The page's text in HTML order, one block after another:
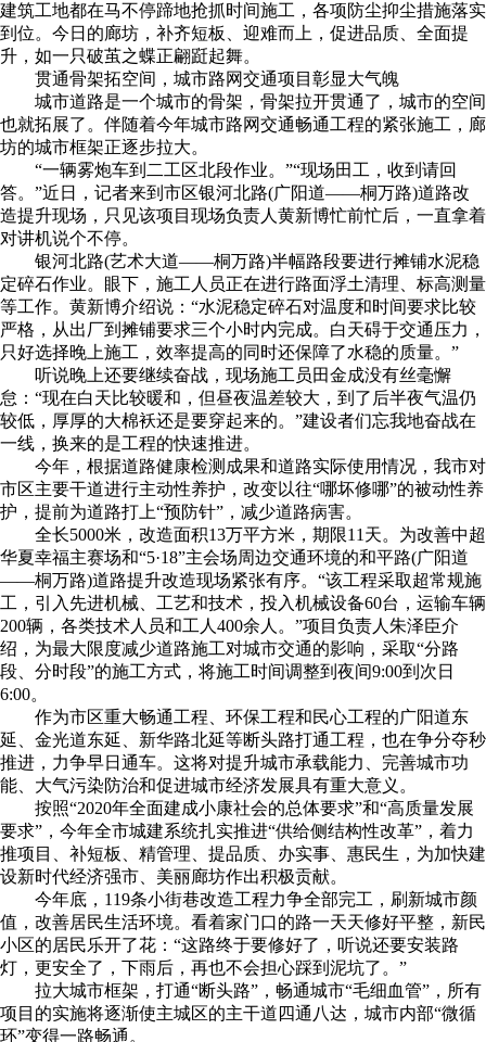
建筑工地都在马不停蹄地抢抓时间施工，各项防尘抑尘措施落实
到位。今日的廊坊，补齐短板、迎难而上，促进品质、全面提
升，如一只破茧之蝶正翩跹起舞。
贯通骨架拓空间，城市路网交通项目彰显大气魄
城市道路是一个城市的骨架，骨架拉开贯通了，城市的空间
也就拓展了。伴随着今年城市路网交通畅通工程的紧张施工，廊
坊的城市框架正逐步拉大。
“一辆雾炮车到二工区北段作业。”“现场田工，收到请回
答。”近日，记者来到市区银河北路(广阳道——桐万路)道路改
造提升现场，只见该项目现场负责人黄新博忙前忙后，一直拿着
对讲机说个不停。
银河北路(艺术大道——桐万路)半幅路段要进行摊铺水泥稳
定碎石作业。眼下，施工人员正在进行路面浮土清理、标高测量
等工作。黄新博介绍说：“水泥稳定碎石对温度和时间要求比较
严格，从出厂到摊铺要求三个小时内完成。白天碍于交通压力，
只好选择晚上施工，效率提高的同时还保障了水稳的质量。”
听说晚上还要继续奋战，现场施工员田金成没有丝毫懈
怠：“现在白天比较暖和，但昼夜温差较大，到了后半夜气温仍
较低，厚厚的大棉袄还是要穿起来的。”建设者们忘我地奋战在
一线，换来的是工程的快速推进。
今年，根据道路健康检测成果和道路实际使用情况，我市对
市区主要干道进行主动性养护，改变以往“哪坏修哪”的被动性养
护，提前为道路打上“预防针”，减少道路病害。
全长5000米，改造面积13万平方米，期限11天。为改善中超
华夏幸福主赛场和“5·18”主会场周边交通环境的和平路(广阳道
——桐万路)道路提升改造现场紧张有序。“该工程采取超常规施
工，引入先进机械、工艺和技术，投入机械设备60台，运输车辆
200辆，各类技术人员和工人400余人。”项目负责人朱泽臣介
绍，为最大限度减少道路施工对城市交通的影响，采取“分路
段、分时段”的施工方式，将施工时间调整到夜间9:00到次日
6:00。
作为市区重大畅通工程、环保工程和民心工程的广阳道东
延、金光道东延、新华路北延等断头路打通工程，也在争分夺秒
推进，力争早日通车。这将对提升城市承载能力、完善城市功
能、大气污染防治和促进城市经济发展具有重大意义。
按照“2020年全面建成小康社会的总体要求”和“高质量发展
要求”，今年全市城建系统扎实推进“供给侧结构性改革”，着力
推项目、补短板、精管理、提品质、办实事、惠民生，为加快建
设新时代经济强市、美丽廊坊作出积极贡献。
今年底，119条小街巷改造工程力争全部完工，刷新城市颜
值，改善居民生活环境。看着家门口的路一天天修好平整，新民
小区的居民乐开了花：“这路终于要修好了，听说还要安装路
灯，更安全了，下雨后，再也不会担心踩到泥坑了。”
拉大城市框架，打通“断头路”，畅通城市“毛细血管”，所有
项目的实施将逐渐使主城区的主干道四通八达，城市内部“微循
环”变得一路畅通。